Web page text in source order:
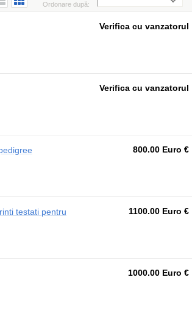
Ordonare după:
Verifica cu vanzatorul
Verifica cu vanzatorul
800.00 Euro €
testati pentru
1100.00 Euro €
1000.00 Euro €